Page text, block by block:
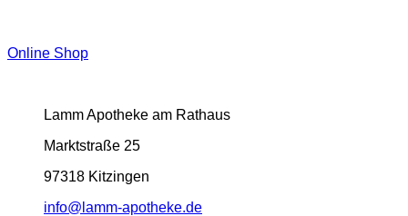
Online Shop
Lamm Apotheke am Rathaus
Marktstraße 25
97318 Kitzingen
info@lamm-apotheke.de